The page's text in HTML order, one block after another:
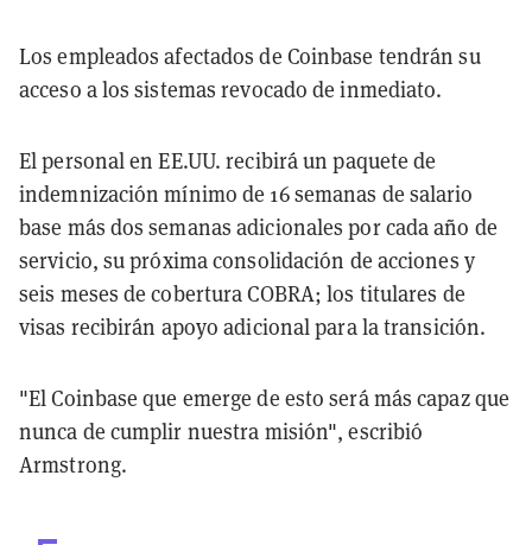
Los empleados afectados de Coinbase tendrán su
acceso a los sistemas revocado de inmediato.
El personal en EE.UU. recibirá un paquete de
indemnización mínimo de 16 semanas de salario
base más dos semanas adicionales por cada año de
servicio, su próxima consolidación de acciones y
seis meses de cobertura COBRA; los titulares de
visas recibirán apoyo adicional para la transición.
"El Coinbase que emerge de esto será más capaz que
nunca de cumplir nuestra misión", escribió
Armstrong.